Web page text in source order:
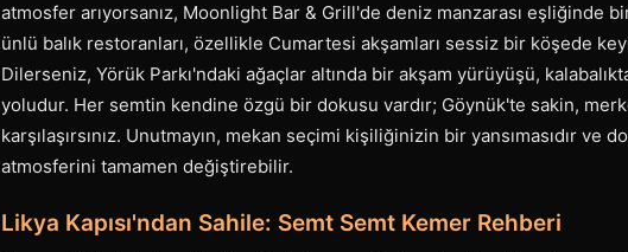
atmosfer arıyorsanız, Moonlight Bar & Grill'de deniz manzarası eşliğinde
ünlü balık restoranları, özellikle Cumartesi akşamları sessiz bir köşede
Dilerseniz, Yörük Parkı'ndaki ağaçlar altında bir akşam yürüyüşü,
yoludur. Her semtin kendine özgü bir dokusu vardır; Göynük'te sakin,
karşılaşırsınız. Unutmayın, mekan seçimi kişiliğinizin bir yansımasıdır ve
atmosferini tamamen değiştirebilir.
Likya Kapısı'ndan Sahile: Semt Semt Kemer Rehberi